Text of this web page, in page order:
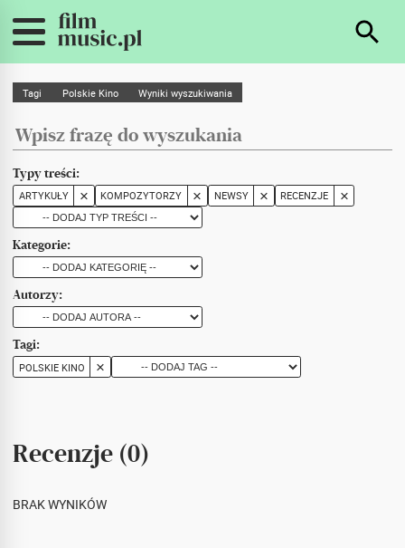
Tagi Polskie Kino Wyniki wyszukiwania
Typy treści:
ARTYKUŁY KOMPOZYTORZY NEWSY RECENZJE
Kategorie:
Autorzy:
Tagi:
POLSKIE KINO
Recenzje (0)
BRAK WYNIKÓW